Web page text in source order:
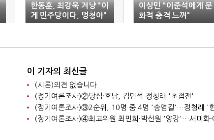
한동훈, 최강욱 겨냥 "이
게 민주당이다, 멍청아"
이상민 "이준석에게 문
화적 충격 느껴"
이 기자의 최신글
(시론)의견 없습니다
(정기여론조사)②당심·호남, 김민석-정청래 '초접전'